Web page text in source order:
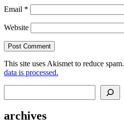
Email *
Website
This site uses Akismet to reduce spam.
data is processed.
archives